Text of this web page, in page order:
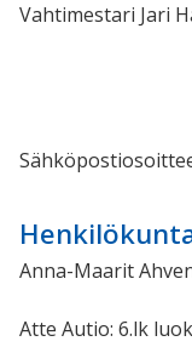
Vahtimestari Jari
Anna-Maarit
Atte Autio: 6.lk